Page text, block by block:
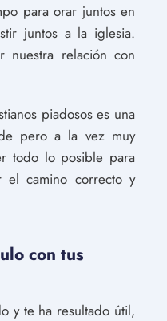
para orar juntos en
juntos a la iglesia.
nuestra relación con
piadosos es una
pero a la vez muy
todo lo posible para
el camino correcto y
con tus
y te ha resultado útil,